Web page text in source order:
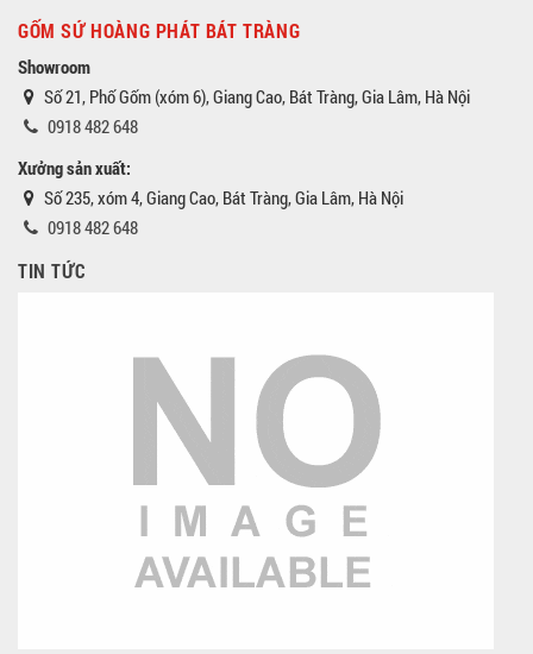
GỐM SỨ HOÀNG PHÁT BÁT TRÀNG
Showroom
Số 21, Phố Gốm (xóm 6), Giang Cao, Bát Tràng, Gia Lâm, Hà Nội
0918 482 648
Xưởng sản xuất:
Số 235, xóm 4, Giang Cao, Bát Tràng, Gia Lâm, Hà Nội
0918 482 648
TIN TỨC